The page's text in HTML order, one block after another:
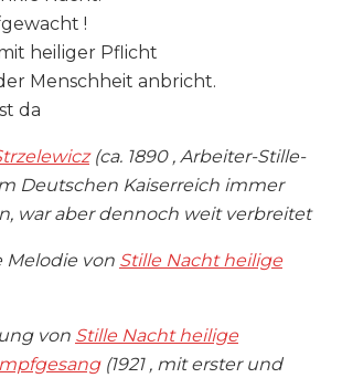
!
heiliger Pflicht
Menschheit anbricht.
da
(ca. 1890 , Arbeiter-Stille-
Deutschen Kaiserreich immer
war aber dennoch weit verbreitet
Melodie von Stille Nacht heilige
von Stille Nacht heilige
(1921 , mit erster und